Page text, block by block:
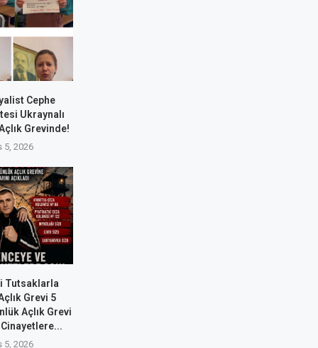
Cephe
Ukraynalı
Grevinde!
5, 2026
Tutsaklarla
Grevi 5
Açlık Grevi
5, 2026